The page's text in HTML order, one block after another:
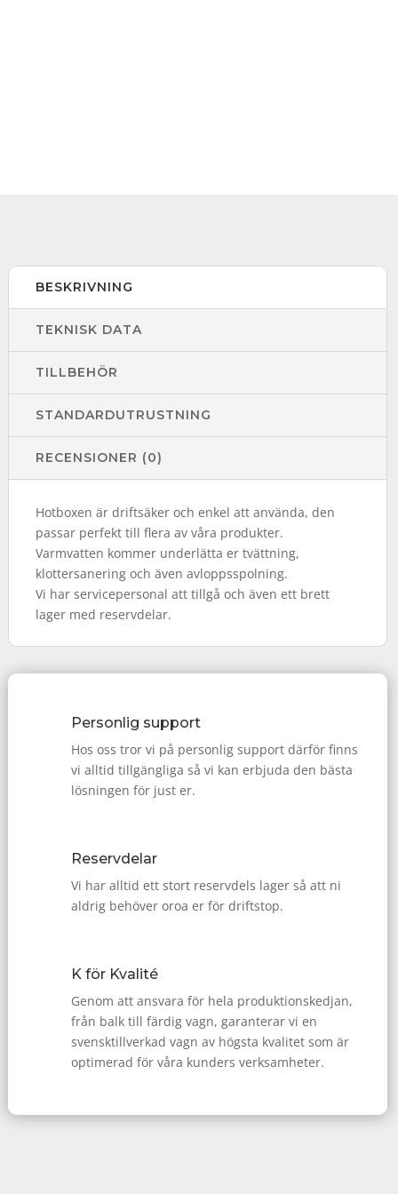
BESKRIVNING
TEKNISK DATA
TILLBEHÖR
STANDARDUTRUSTNING
RECENSIONER (0)
Hotboxen är driftsäker och enkel att använda, den
passar perfekt till flera av våra produkter.
Varmvatten kommer underlätta er tvättning,
klottersanering och även avloppsspolning.
Vi har servicepersonal att tillgå och även ett brett
lager med reservdelar.
Personlig support
Hos oss tror vi på personlig support därför finns
vi alltid tillgängliga så vi kan erbjuda den bästa
lösningen för just er.
Reservdelar
Vi har alltid ett stort reservdels lager så att ni
aldrig behöver oroa er för driftstop.
K för Kvalité
Genom att ansvara för hela produktionskedjan,
från balk till färdig vagn, garanterar vi en
svensktillverkad vagn av högsta kvalitet som är
optimerad för våra kunders verksamheter.